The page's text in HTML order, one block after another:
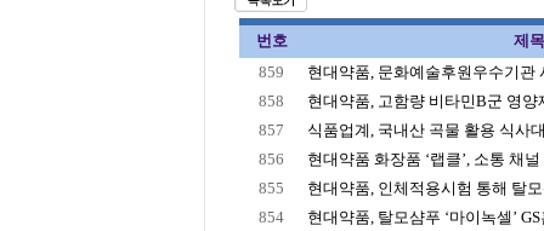
번호
제목
859
현대약품, 문화예술후원우수기관
858
현대약품, 고함량 비타민B군 영양
857
식품업계, 국내산 곡물 활용 식사
856
현대약품 화장품 ‘랩클’, 소통 채널
855
현대약품, 인체적용시험 통해 탈모
854
현대약품, 탈모샴푸 ‘마이녹셀’